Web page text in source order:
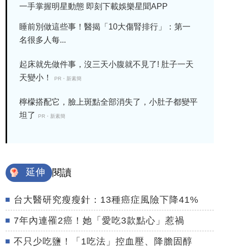
一手掌握明星動態 即刻下載娛樂星聞APP
睡前別做這些事！醫揭「10大傷腎排行」：第一
名很多人每...
起床就先做件事，沒三天小腹就不見了! 肚子一天
天變小！
PR・新素簡
檸檬搭配它，臉上斑點全部消失了，小肚子都變平
坦了
PR・新素簡
延伸 閱讀
台大醫研究瘦瘦針：13種癌症風險下降41%
7年內連罹2癌！她「愛吃3款點心」惹禍
不只少吃鹽！「1吃法」控血壓、降膽固醇